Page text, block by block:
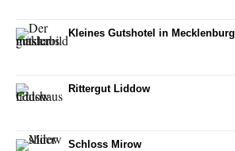
Kleines Gutshotel in Mecklenburg
Rittergut Liddow
Schloss Mirow